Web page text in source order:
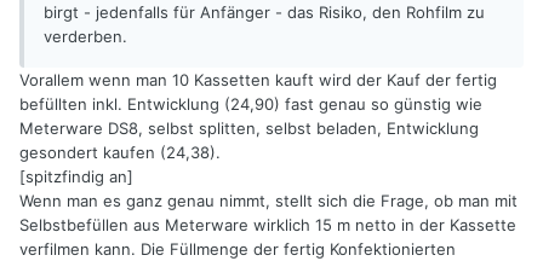
birgt - jedenfalls für Anfänger - das Risiko, den Rohfilm zu
verderben.
Vorallem wenn man 10 Kassetten kauft wird der Kauf der fertig
befüllten inkl. Entwicklung (24,90) fast genau so günstig wie
Meterware DS8, selbst splitten, selbst beladen, Entwicklung
gesondert kaufen (24,38).
[spitzfindig an]
Wenn man es ganz genau nimmt, stellt sich die Frage, ob man mit
Selbstbefüllen aus Meterware wirklich 15 m netto in der Kassette
verfilmen kann. Die Füllmenge der fertig Konfektionierten